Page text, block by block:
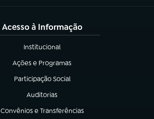
Acesso à Informação
Institucional
(abre em nova aba)
Ações e Programas
(abre em nova aba)
Participação Social
(abre em nova aba)
Auditorias
(abre em nova aba)
Convênios e Transferências
(abre em nova aba)